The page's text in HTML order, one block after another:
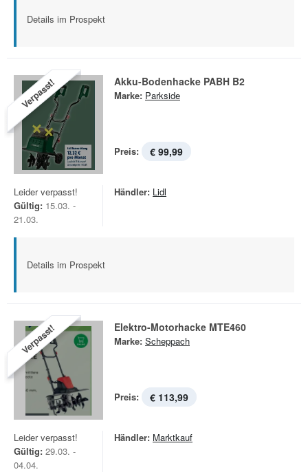
Details im Prospekt
Verpasst! Akku-Bodenhacke PABH B2
Marke: Parkside
Preis: € 99,99
Leider verpasst!
Gültig: 15.03. -
21.03.
Händler: Lidl
Details im Prospekt
Verpasst! Elektro-Motorhacke MTE460
Marke: Scheppach
Preis: € 113,99
Leider verpasst!
Gültig: 29.03. -
04.04.
Händler: Marktkauf